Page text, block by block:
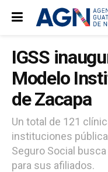
IGSS
Modelo
de Zacapa
Un total de 121
instituciones
Seguro Social
para sus afiliados.